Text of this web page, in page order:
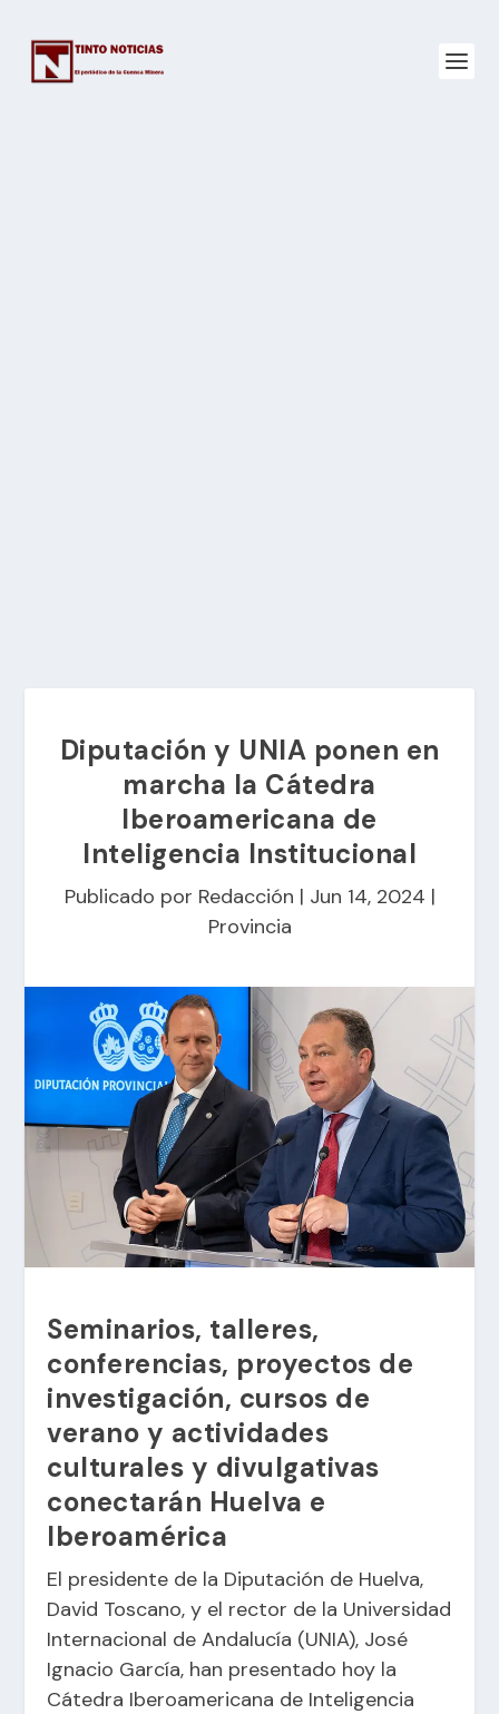
Diputación y UNIA ponen en
marcha la Cátedra
Iberoamericana de
Inteligencia Institucional
Publicado por Redacción | Jun 14, 2024 |
Provincia
Seminarios, talleres,
conferencias, proyectos de
investigación, cursos de
verano y actividades
culturales y divulgativas
conectarán Huelva e
Iberoamérica
El presidente de la Diputación de Huelva,
David Toscano, y el rector de la Universidad
Internacional de Andalucía (UNIA), José
Ignacio García, han presentado hoy la
Cátedra Iberoamericana de Inteligencia